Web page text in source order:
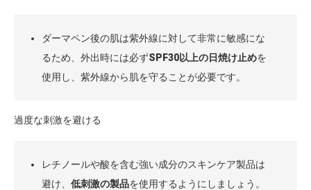
ダーマペン後の肌は紫外線に対して非常に敏感にな
るため、外出時には必ずSPF30以上の日焼け止めを
使用し、紫外線から肌を守ることが必要です。
過度な刺激を避ける
レチノールや酸を含む強い成分のスキンケア製品は
避け、 低刺激の製品を使用するようにしましょう。